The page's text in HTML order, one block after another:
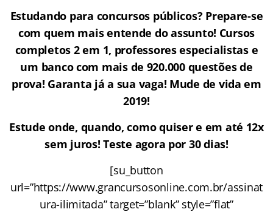
Estudando para concursos públicos? Prepare-se
com quem mais entende do assunto! Cursos
completos 2 em 1, professores especialistas e
um banco com mais de 920.000 questões de
prova! Garanta já a sua vaga! Mude de vida em
2019!
Estude onde, quando, como quiser e em até 12x
sem juros! Teste agora por 30 dias!
[su_button
url=”https://www.grancursosonline.com.br/assinat
ura-ilimitada” target=”blank” style=”flat”